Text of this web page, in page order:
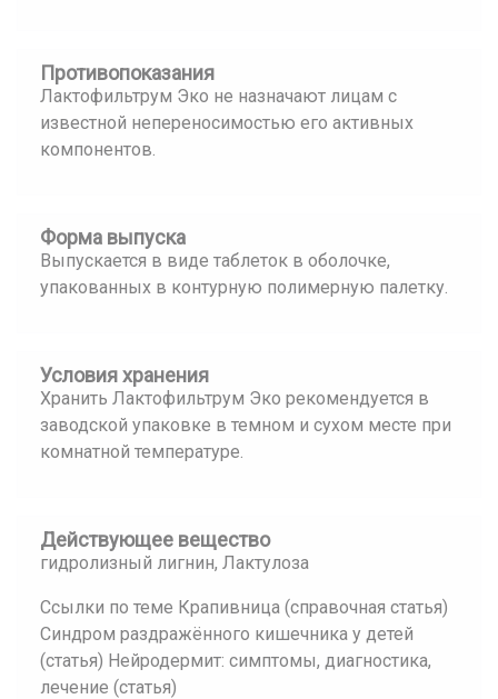
Противопоказания
Лактофильтрум Эко не назначают лицам с
известной непереносимостью его активных
компонентов.
Форма выпуска
Выпускается в виде таблеток в оболочке,
упакованных в контурную полимерную палетку.
Условия хранения
Хранить Лактофильтрум Эко рекомендуется в
заводской упаковке в темном и сухом месте при
комнатной температуре.
Действующее вещество
гидролизный лигнин, Лактулоза
Ссылки по теме Крапивница (справочная статья)
Синдром раздражённого кишечника у детей
(статья) Нейродермит: симптомы, диагностика,
лечение (статья)